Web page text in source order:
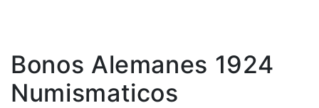
Bonos Alemanes 1924
Numismaticos